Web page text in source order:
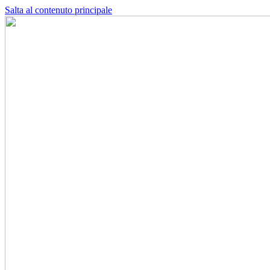
Salta al contenuto principale